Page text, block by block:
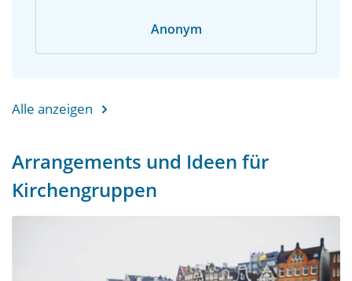
Anonym
Alle anzeigen
Arrangements und Ideen für
Kirchengruppen